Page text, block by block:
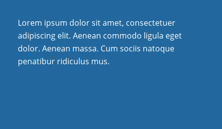
Lorem ipsum dolor sit amet, consectetuer
adipiscing elit. Aenean commodo ligula eget
dolor. Aenean massa. Cum sociis natoque
penatibur ridiculus mus.